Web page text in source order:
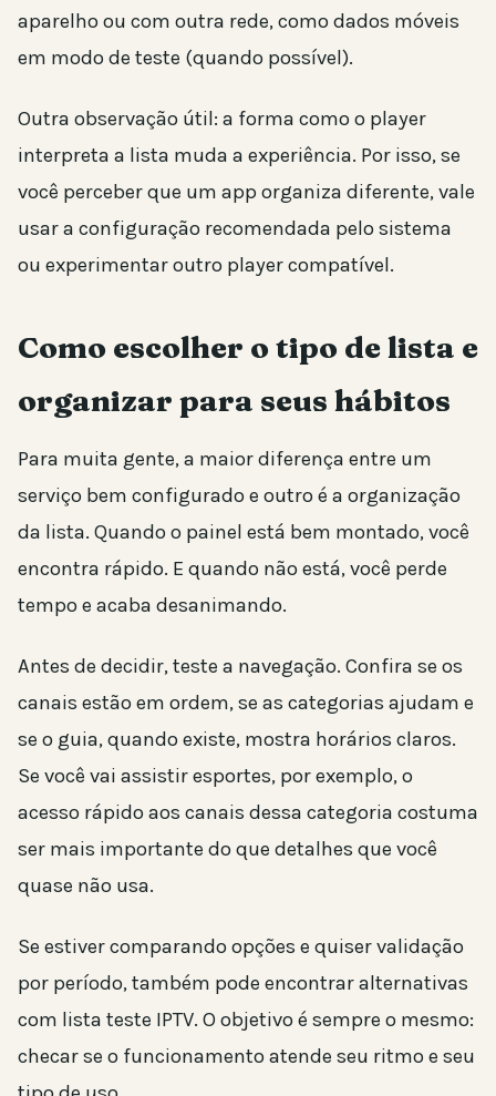
aparelho ou com outra rede, como dados móveis
em modo de teste (quando possível).
Outra observação útil: a forma como o player
interpreta a lista muda a experiência. Por isso, se
você perceber que um app organiza diferente, vale
usar a configuração recomendada pelo sistema
ou experimentar outro player compatível.
Como escolher o tipo de lista e
organizar para seus hábitos
Para muita gente, a maior diferença entre um
serviço bem configurado e outro é a organização
da lista. Quando o painel está bem montado, você
encontra rápido. E quando não está, você perde
tempo e acaba desanimando.
Antes de decidir, teste a navegação. Confira se os
canais estão em ordem, se as categorias ajudam e
se o guia, quando existe, mostra horários claros.
Se você vai assistir esportes, por exemplo, o
acesso rápido aos canais dessa categoria costuma
ser mais importante do que detalhes que você
quase não usa.
Se estiver comparando opções e quiser validação
por período, também pode encontrar alternativas
com lista teste IPTV. O objetivo é sempre o mesmo:
checar se o funcionamento atende seu ritmo e seu